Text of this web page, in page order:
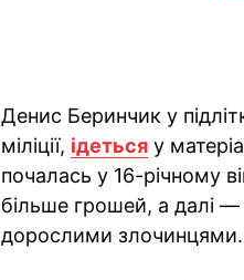
Денис Беринчик у
міліції, ідеться у
почалась у 16-річному
більше грошей, а далі —
дорослими злочинцями.